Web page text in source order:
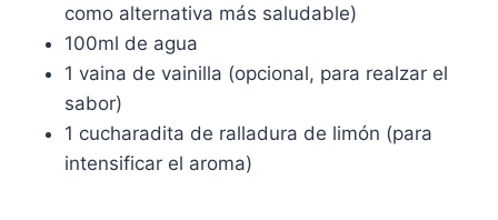
como alternativa más saludable)
100ml de agua
1 vaina de vainilla (opcional, para realzar el
sabor)
1 cucharadita de ralladura de limón (para
intensificar el aroma)